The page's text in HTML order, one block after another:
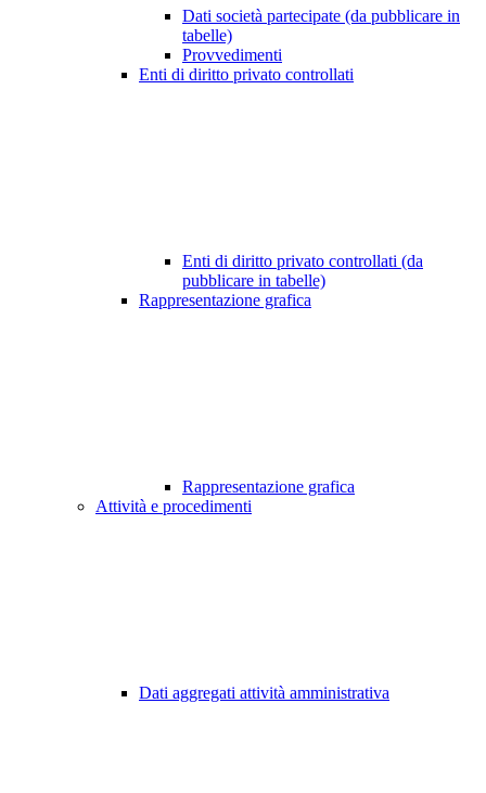
Dati società partecipate (da pubblicare in
tabelle)
Provvedimenti
Enti di diritto privato controllati
Enti di diritto privato controllati (da
pubblicare in tabelle)
Rappresentazione grafica
Rappresentazione grafica
Attività e procedimenti
Dati aggregati attività amministrativa